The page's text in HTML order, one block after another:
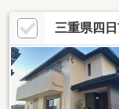
三重県四